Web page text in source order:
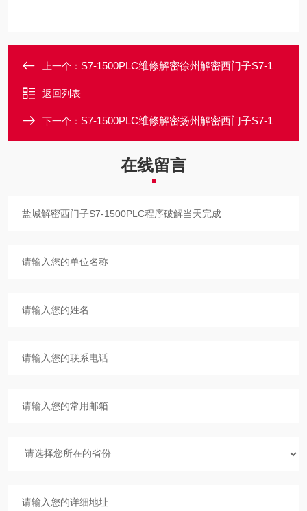
上一个： S7-1500PLC维修解密徐州解密西门子S7-1500PLC程序上载密码破解
返回列表
下一个： S7-1500PLC维修解密扬州解密西门子S7-1500PLC设备无法运行解密
在线留言